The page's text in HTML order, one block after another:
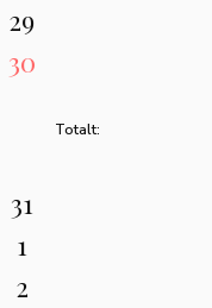
29
30
Totalt:
31
1
2